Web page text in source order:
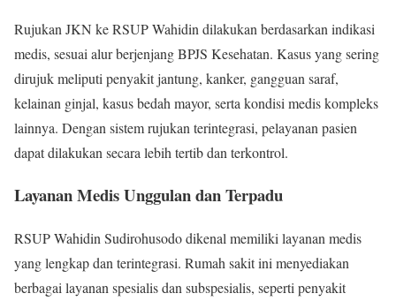
Rujukan JKN ke RSUP Wahidin dilakukan berdasarkan indikasi
medis, sesuai alur berjenjang BPJS Kesehatan. Kasus yang sering
dirujuk meliputi penyakit jantung, kanker, gangguan saraf,
kelainan ginjal, kasus bedah mayor, serta kondisi medis kompleks
lainnya. Dengan sistem rujukan terintegrasi, pelayanan pasien
dapat dilakukan secara lebih tertib dan terkontrol.
Layanan Medis Unggulan dan Terpadu
RSUP Wahidin Sudirohusodo dikenal memiliki layanan medis
yang lengkap dan terintegrasi. Rumah sakit ini menyediakan
berbagai layanan spesialis dan subspesialis, seperti penyakit